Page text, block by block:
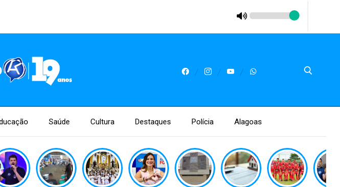
Saúde Cultura Destaques Polícia Alagoas